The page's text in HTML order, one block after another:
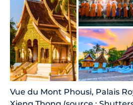
Vue du Mont Phousi, Palais